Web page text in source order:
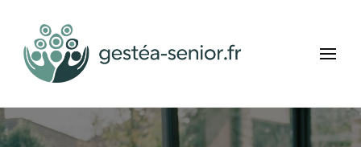
Gestea Senior
Bien-être et services seniors